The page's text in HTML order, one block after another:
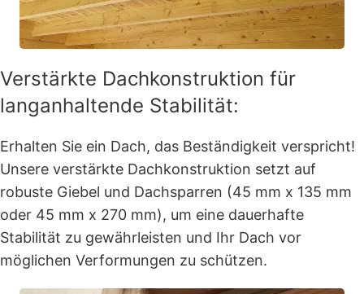
Verstärkte Dachkonstruktion für
langanhaltende Stabilität:
Erhalten Sie ein Dach, das Beständigkeit verspricht!
Unsere verstärkte Dachkonstruktion setzt auf
robuste Giebel und Dachsparren (45 mm x 135 mm
oder 45 mm x 270 mm), um eine dauerhafte
Stabilität zu gewährleisten und Ihr Dach vor
möglichen Verformungen zu schützen.